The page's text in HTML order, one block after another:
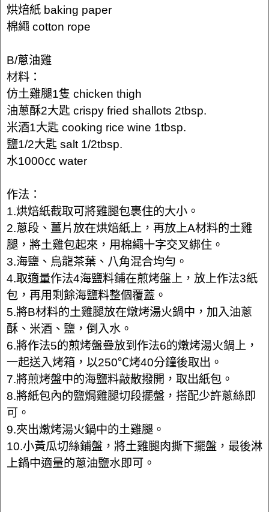
烘焙紙 baking paper
棉繩 cotton rope
B/蔥油雞
材料：
仿土雞腿1隻 chicken thigh
油蔥酥2大匙 crispy fried shallots 2tbsp.
米酒1大匙 cooking rice wine 1tbsp.
鹽1/2大匙 salt 1/2tbsp.
水1000㏄ water
作法：
1.烘焙紙截取可將雞腿包裹住的大小。
2.蔥段、薑片放在烘焙紙上，再放上A材料的土雞
腿，將土雞包起來，用棉繩十字交叉綁住。
3.海鹽、烏龍茶葉、八角混合均勻。
4.取適量作法4海鹽料鋪在煎烤盤上，放上作法3紙
包，再用剩餘海鹽料整個覆蓋。
5.將B材料的土雞腿放在燉烤湯火鍋中，加入油蔥
酥、米酒、鹽，倒入水。
6.將作法5的煎烤盤疊放到作法6的燉烤湯火鍋上，
一起送入烤箱，以250℃烤40分鐘後取出。
7.將煎烤盤中的海鹽料敲散撥開，取出紙包。
8.將紙包內的鹽焗雞腿切段擺盤，搭配少許蔥絲即
可。
9.夾出燉烤湯火鍋中的土雞腿。
10.小黃瓜切絲鋪盤，將土雞腿肉撕下擺盤，最後淋
上鍋中適量的蔥油鹽水即可。